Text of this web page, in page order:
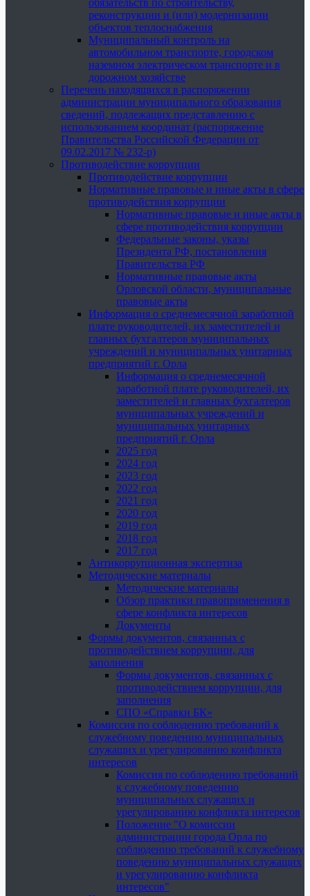
обязательств по строительству,
реконструкции и (или) модернизации
объектов теплоснабжения
Муниципальный контроль на
автомобильном транспорте, городском
наземном электрическом транспорте и в
дорожном хозяйстве
Перечень находящихся в распоряжении
администрации муниципального образования
сведений, подлежащих представлению с
использованием координат (распоряжение
Правительства Российской Федерации от
09.02.2017 № 232-р)
Противодействие коррупции
Противодействие коррупции
Нормативные правовые и иные акты в сфере
противодействия коррупции
Нормативные правовые и иные акты в
сфере противодействия коррупции
Федеральные законы, указы
Президента РФ, постановления
Правительства РФ
Нормативные правовые акты
Орловской области, муниципальные
правовые акты
Информация о среднемесячной заработной
плате руководителей, их заместителей и
главных бухгалтеров муниципальных
учреждений и муниципальных унитарных
предприятий г. Орла
Информация о среднемесячной
заработной плате руководителей, их
заместителей и главных бухгалтеров
муниципальных учреждений и
муниципальных унитарных
предприятий г. Орла
2025 год
2024 год
2023 год
2022 год
2021 год
2020 год
2019 год
2018 год
2017 год
Антикоррупционная экспертиза
Методические материалы
Методические материалы
Обзор практики правоприменения в
сфере конфликта интересов
Документы
Формы документов, связанных с
противодействием коррупции, для
заполнения
Формы документов, связанных с
противодействием коррупции, для
заполнения
СПО «Справки БК»
Комиссия по соблюдению требований к
служебному поведению муниципальных
служащих и урегулированию конфликта
интересов
Комиссия по соблюдению требований
к служебному поведению
муниципальных служащих и
урегулированию конфликта интересов
Положение "О комиссии
администрации города Орла по
соблюдению требований к служебному
поведению муниципальных служащих
и урегулированию конфликта
интересов"